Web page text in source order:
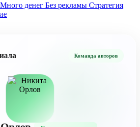
Много денег Без рекламы Стратегия
Команда авторов